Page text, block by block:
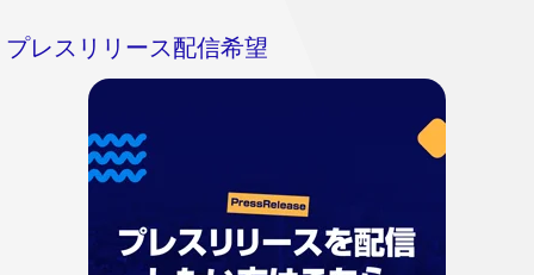
プレスリリース配信希望